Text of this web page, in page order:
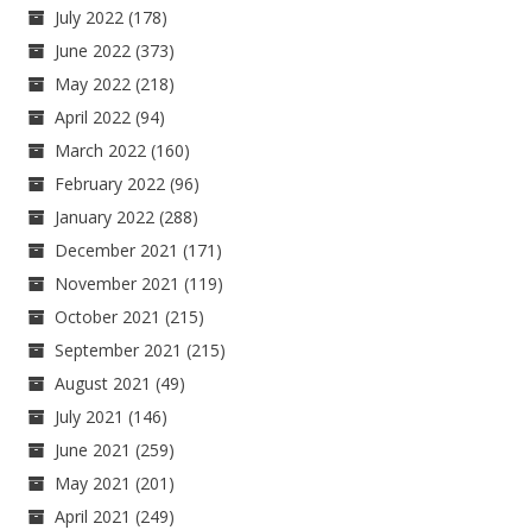
July 2022 (178)
June 2022 (373)
May 2022 (218)
April 2022 (94)
March 2022 (160)
February 2022 (96)
January 2022 (288)
December 2021 (171)
November 2021 (119)
October 2021 (215)
September 2021 (215)
August 2021 (49)
July 2021 (146)
June 2021 (259)
May 2021 (201)
April 2021 (249)